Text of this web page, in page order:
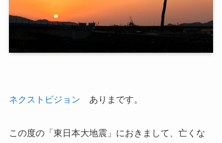
ネクストビジョン ありまです。
この度の「東日本大地震」におきまして、亡くな